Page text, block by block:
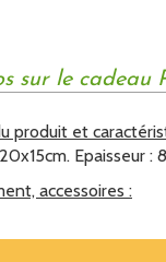
sur le
produit et
Epaisseur :
accessoires :